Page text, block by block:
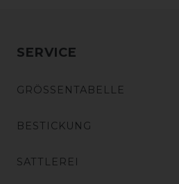
SERVICE
GRÖSSENTABELLE
BESTICKUNG
SATTLEREI